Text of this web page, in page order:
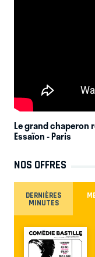
Le grand chaperon
Essaïon- Paris
NOS OFFRES
DERNIÈRES
MINUTES